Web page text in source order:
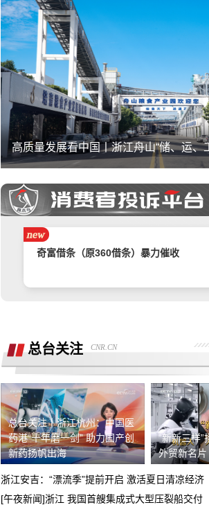
携程旅游APP非因消费者原因主票已退
附属票不退费。
举报镇江豪利汽车销售服务有限公司拒
退款
汽车严重质量问题多次维修未果，商家
不处理
奇富借条（原360借条）暴力催收
销售诱导交款，并未签订任何合同和定
话费充值未到账，平台判商家退款，但
家不退款也联系不上。
游戏虚假宣传诱导消费，已经严重影响
人生活
4s店擅自操作导致汽车主机损坏导致需
要更换，超时维修没有任何补偿
全款购买吉利银河A7被售抵押车，车辆
诿不作为
石家庄鹿泉区烂尾楼
总台关注 CNR.CN
总台关注丨浙江杭州：中国医
药港“十年磨一剑” 助力国产创
新药扬帆出海
“新新三样”
外贸新名片
浙江安吉：“漂流季”提前开启 激活夏日清凉经济
[午夜新闻]浙江 我国首艘集成式大型压裂船交付